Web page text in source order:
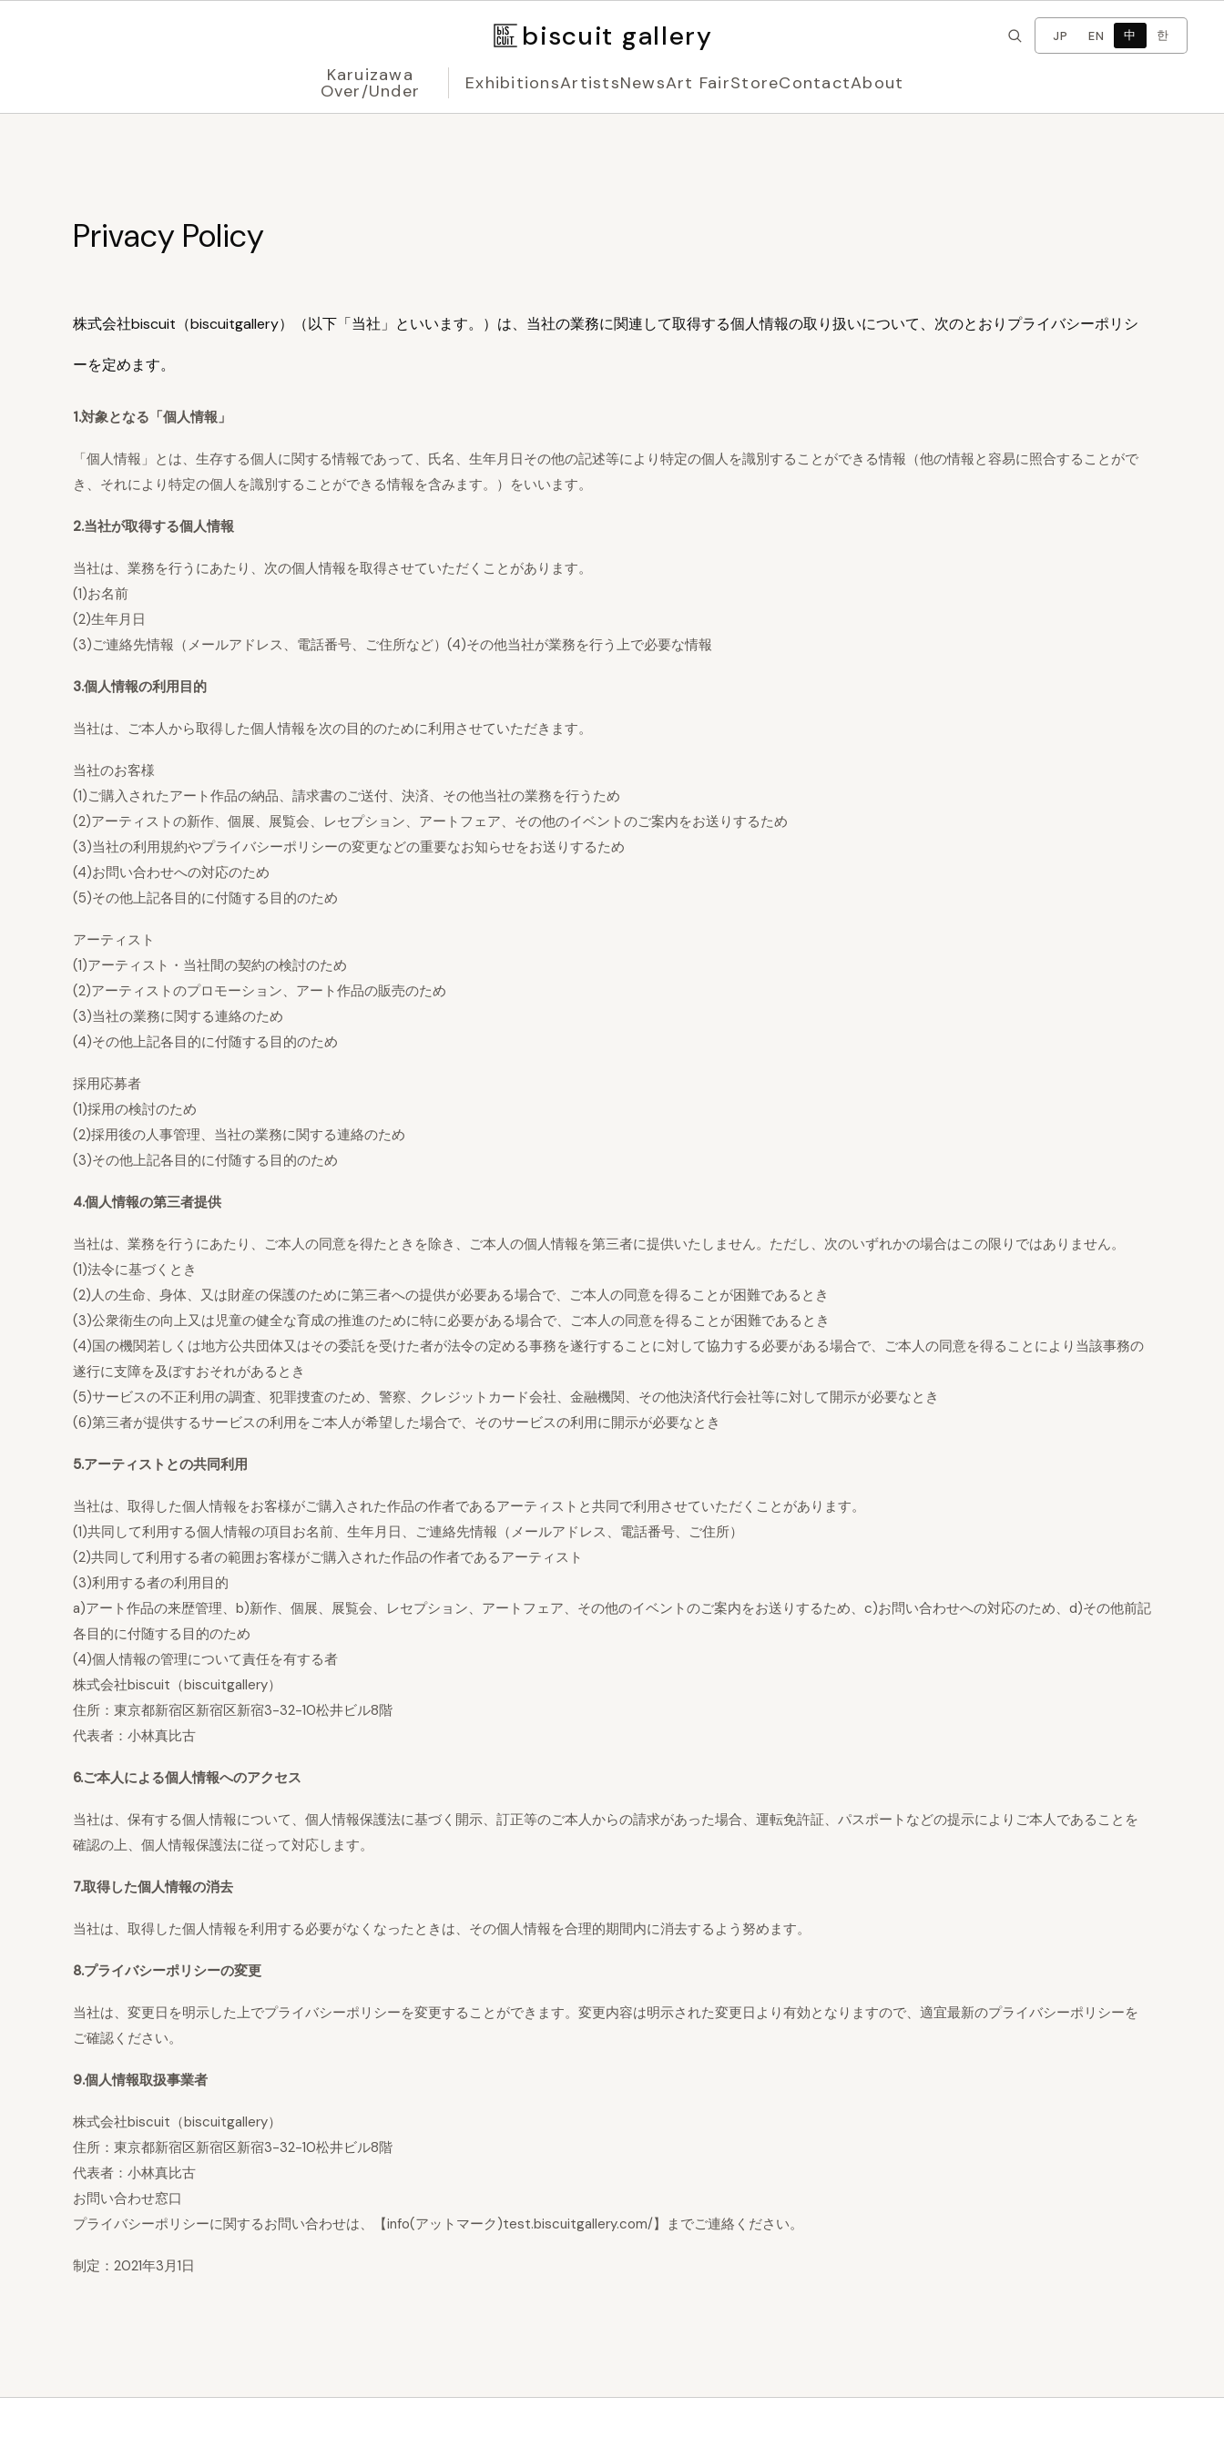
切换语言 ×
biscuit gallery
Karuizawa
Over/Under ExhibitionsArtistsNewsArt FairStoreContactAbout
JP EN 中 한
Privacy Policy
株式会社biscuit（biscuitgallery）（以下「当社」といいます。）は、当社の業務に関連して取得する個人情報の取り扱いについて、次のとおりプライバシーポリシ
ーを定めます。
1.対象となる「個人情報」
「個人情報」とは、生存する個人に関する情報であって、氏名、生年月日その他の記述等により特定の個人を識別することができる情報（他の情報と容易に照合することがで
き、それにより特定の個人を識別することができる情報を含みます。）をいいます。
2.当社が取得する個人情報
当社は、業務を行うにあたり、次の個人情報を取得させていただくことがあります。
(1)お名前
(2)生年月日
(3)ご連絡先情報（メールアドレス、電話番号、ご住所など）(4)その他当社が業務を行う上で必要な情報
3.個人情報の利用目的
当社は、ご本人から取得した個人情報を次の目的のために利用させていただきます。
当社のお客様
(1)ご購入されたアート作品の納品、請求書のご送付、決済、その他当社の業務を行うため
(2)アーティストの新作、個展、展覧会、レセプション、アートフェア、その他のイベントのご案内をお送りするため
(3)当社の利用規約やプライバシーポリシーの変更などの重要なお知らせをお送りするため
(4)お問い合わせへの対応のため
(5)その他上記各目的に付随する目的のため
アーティスト
(1)アーティスト・当社間の契約の検討のため
(2)アーティストのプロモーション、アート作品の販売のため
(3)当社の業務に関する連絡のため
(4)その他上記各目的に付随する目的のため
採用応募者
(1)採用の検討のため
(2)採用後の人事管理、当社の業務に関する連絡のため
(3)その他上記各目的に付随する目的のため
4.個人情報の第三者提供
当社は、業務を行うにあたり、ご本人の同意を得たときを除き、ご本人の個人情報を第三者に提供いたしません。ただし、次のいずれかの場合はこの限りではありません。
(1)法令に基づくとき
(2)人の生命、身体、又は財産の保護のために第三者への提供が必要ある場合で、ご本人の同意を得ることが困難であるとき
(3)公衆衛生の向上又は児童の健全な育成の推進のために特に必要がある場合で、ご本人の同意を得ることが困難であるとき
(4)国の機関若しくは地方公共団体又はその委託を受けた者が法令の定める事務を遂行することに対して協力する必要がある場合で、ご本人の同意を得ることにより当該事務の
遂行に支障を及ぼすおそれがあるとき
(5)サービスの不正利用の調査、犯罪捜査のため、警察、クレジットカード会社、金融機関、その他決済代行会社等に対して開示が必要なとき
(6)第三者が提供するサービスの利用をご本人が希望した場合で、そのサービスの利用に開示が必要なとき
5.アーティストとの共同利用
当社は、取得した個人情報をお客様がご購入された作品の作者であるアーティストと共同で利用させていただくことがあります。
(1)共同して利用する個人情報の項目お名前、生年月日、ご連絡先情報（メールアドレス、電話番号、ご住所）
(2)共同して利用する者の範囲お客様がご購入された作品の作者であるアーティスト
(3)利用する者の利用目的
a)アート作品の来歴管理、b)新作、個展、展覧会、レセプション、アートフェア、その他のイベントのご案内をお送りするため、c)お問い合わせへの対応のため、d)その他前記
各目的に付随する目的のため
(4)個人情報の管理について責任を有する者
株式会社biscuit（biscuitgallery）
住所：東京都新宿区新宿区新宿3-32-10松井ビル8階
代表者：小林真比古
6.ご本人による個人情報へのアクセス
当社は、保有する個人情報について、個人情報保護法に基づく開示、訂正等のご本人からの請求があった場合、運転免許証、パスポートなどの提示によりご本人であることを
確認の上、個人情報保護法に従って対応します。
7.取得した個人情報の消去
当社は、取得した個人情報を利用する必要がなくなったときは、その個人情報を合理的期間内に消去するよう努めます。
8.プライバシーポリシーの変更
当社は、変更日を明示した上でプライバシーポリシーを変更することができます。変更内容は明示された変更日より有効となりますので、適宜最新のプライバシーポリシーを
ご確認ください。
9.個人情報取扱事業者
株式会社biscuit（biscuitgallery）
住所：東京都新宿区新宿区新宿3-32-10松井ビル8階
代表者：小林真比古
お問い合わせ窓口
プライバシーポリシーに関するお問い合わせは、【info(アットマーク)test.biscuitgallery.com/】までご連絡ください。
制定：2021年3月1日